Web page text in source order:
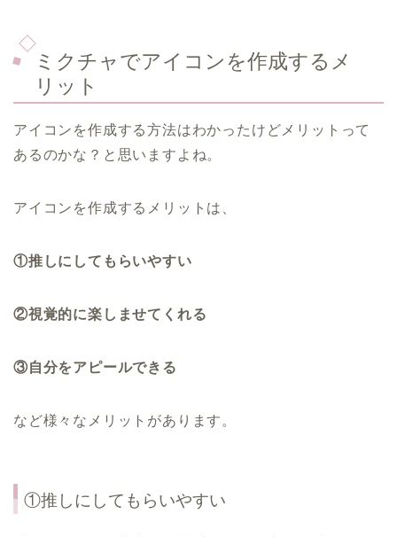
ミクチャでアイコンを作成するメ
リット
アイコンを作成する方法はわかったけどメリットって
あるのかな？と思いますよね。
アイコンを作成するメリットは、
①推しにしてもらいやすい
②視覚的に楽しませてくれる
③自分をアピールできる
など様々なメリットがあります。
①推しにしてもらいやすい